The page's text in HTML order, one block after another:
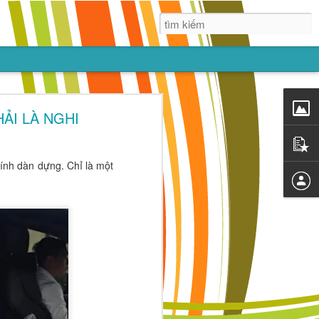
LÀ NGHI
dàn dựng. Chỉ là một
thể xây
rồi cũng
mục tiêu